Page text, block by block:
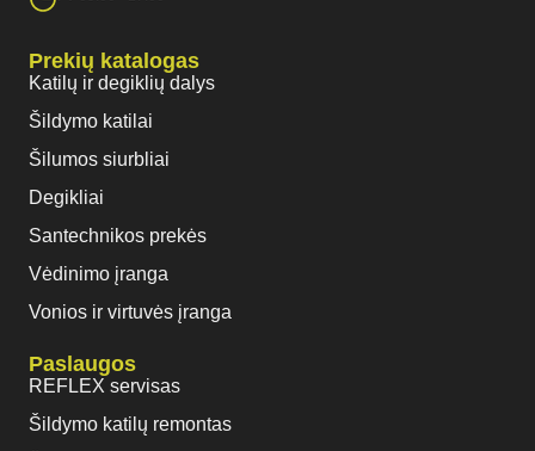
Prekių katalogas
Katilų ir degiklių dalys
Šildymo katilai
Šilumos siurbliai
Degikliai
Santechnikos prekės
Vėdinimo įranga
Vonios ir virtuvės įranga
Paslaugos
REFLEX servisas
Šildymo katilų remontas